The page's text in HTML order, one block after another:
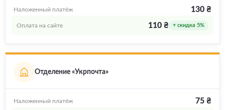
Наложенный платёж 130 ₴
Оплата на сайте 110 ₴ + скидка 5%
Отделение «Укрпочта»
Наложенный платёж 75 ₴